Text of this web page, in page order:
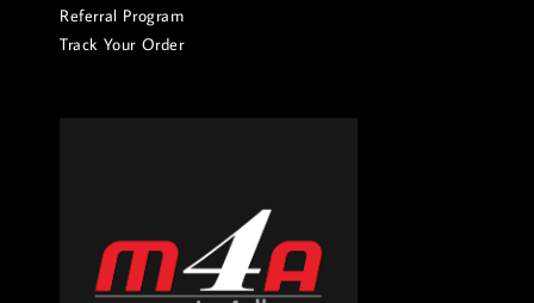
Referral Program
Track Your Order